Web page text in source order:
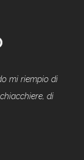
mi riempio di
di